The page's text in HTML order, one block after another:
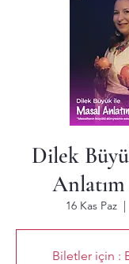
Dilek
16 Kas Paz
  |
Biletler için :